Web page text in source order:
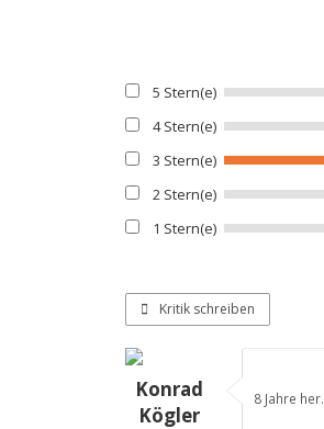
5 Stern(e)
4 Stern(e)
3 Stern(e)
2 Stern(e)
1 Stern(e)
Kritik schreiben
Konrad
Kögler
8 Jahre her.